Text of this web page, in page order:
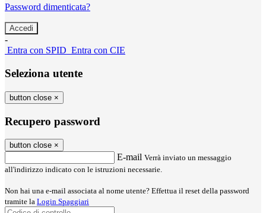
Password dimenticata?
-
Entra con SPID Entra con CIE
Seleziona utente
button close ×
Recupero password
button close ×
E-mail Verrà inviato un messaggio
all'indirizzo indicato con le istruzioni necessarie.
Non hai una e-mail associata al nome utente? Effettua il reset della password
tramite la Login Spaggiari